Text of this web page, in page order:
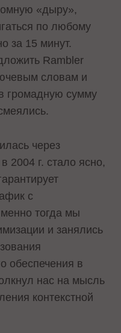
«дыру»,
по любому
за 15 минут.
Rambler
словам и
громадную сумму
через
2004 г. стало ясно,
с
тогда мы
и занялись
обеспечения в
нас на мысль
контекстной